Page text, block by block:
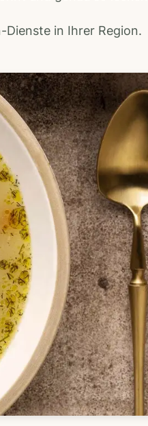
Dienste in Ihrer Region.